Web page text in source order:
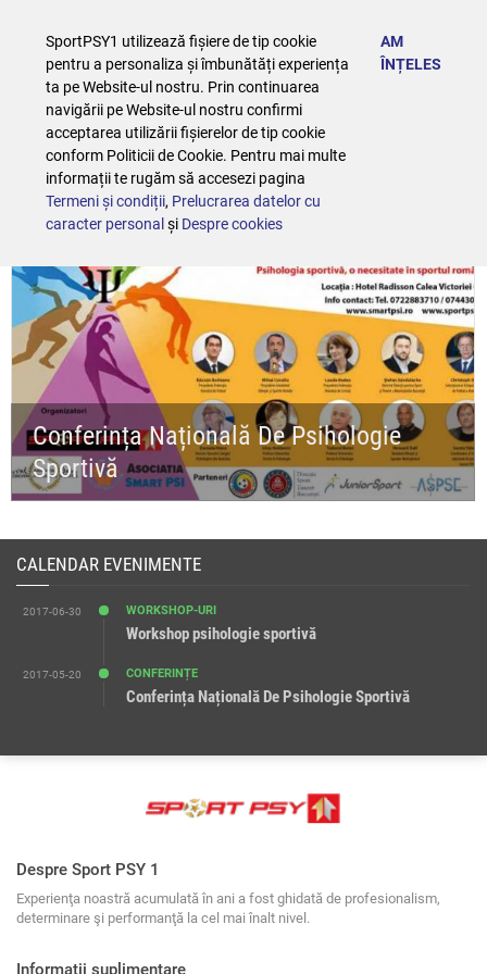
Conferințe
Conferința Națională De Psihologie
Sportivă
CALENDAR EVENIMENTE
2017-06-30 WORKSHOP-URI
Workshop psihologie sportivă
2017-05-20 CONFERINȚE
Conferința Națională De Psihologie Sportivă
SportPSY1 utilizează fișiere de tip cookie
pentru a personaliza și îmbunătăți experiența
ta pe Website-ul nostru. Prin continuarea
navigării pe Website-ul nostru confirmi
acceptarea utilizării fișierelor de tip cookie
conform Politicii de Cookie. Pentru mai multe
informații te rugăm să accesezi pagina
Termeni și condiții, Prelucrarea datelor cu
caracter personal și Despre cookies
AM
ÎNȚELES
Despre Sport PSY 1
Experienţa noastră acumulată în ani a fost ghidată de profesionalism,
determinare şi performanţă la cel mai înalt nivel.
Informații suplimentare